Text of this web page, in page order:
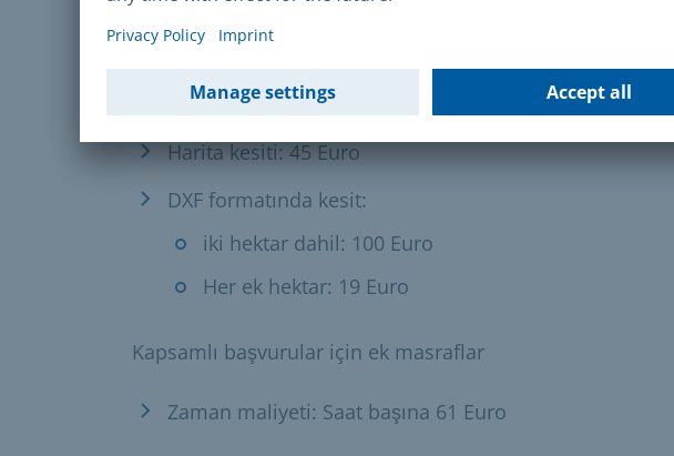
her ek hektar için: 19 Euro (%25 indirim uygulanır)
Komşu bilgilerini içeren harita kesiti:
Harita kesiti: 45 Euro
DXF formatında kesit:
iki hektar dahil: 100 Euro
Her ek hektar: 19 Euro
Kapsamlı başvurular için ek masraflar
Zaman maliyeti: Saat başına 61 Euro